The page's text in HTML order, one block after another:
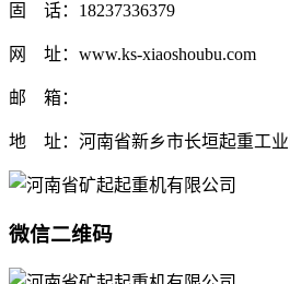
固 话：18237336379
网 址：www.ks-xiaoshoubu.com
邮 箱：
地 址：河南省新乡市长垣起重工业
微信二维码